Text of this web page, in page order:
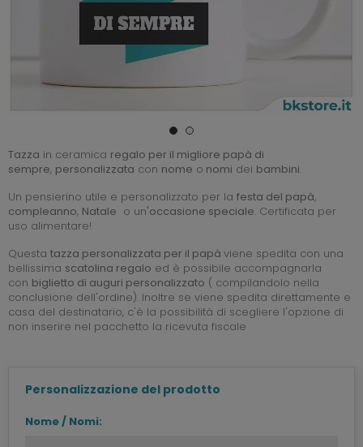
Tazza in ceramica regalo per il migliore papà di
sempre, personalizzata con nome o nomi dei bambini.
Un pensierino utile e personalizzato per la festa del papà,
compleanno, Natale o un'occasione speciale. Certificata per
uso alimentare!
Questa tazza personalizzata per il papà viene spedita con una
bellissima scatolina regalo ed è possibile accompagnarla
con biglietto di auguri personalizzato ( compilandolo nella
conclusione dell'ordine). Inoltre se viene spedita direttamente e
casa del destinatario, c'è la possibilità di scegliere l'opzione di
non inserire nel pacchetto la ricevuta fiscale
Personalizzazione del prodotto
Nome / Nomi: